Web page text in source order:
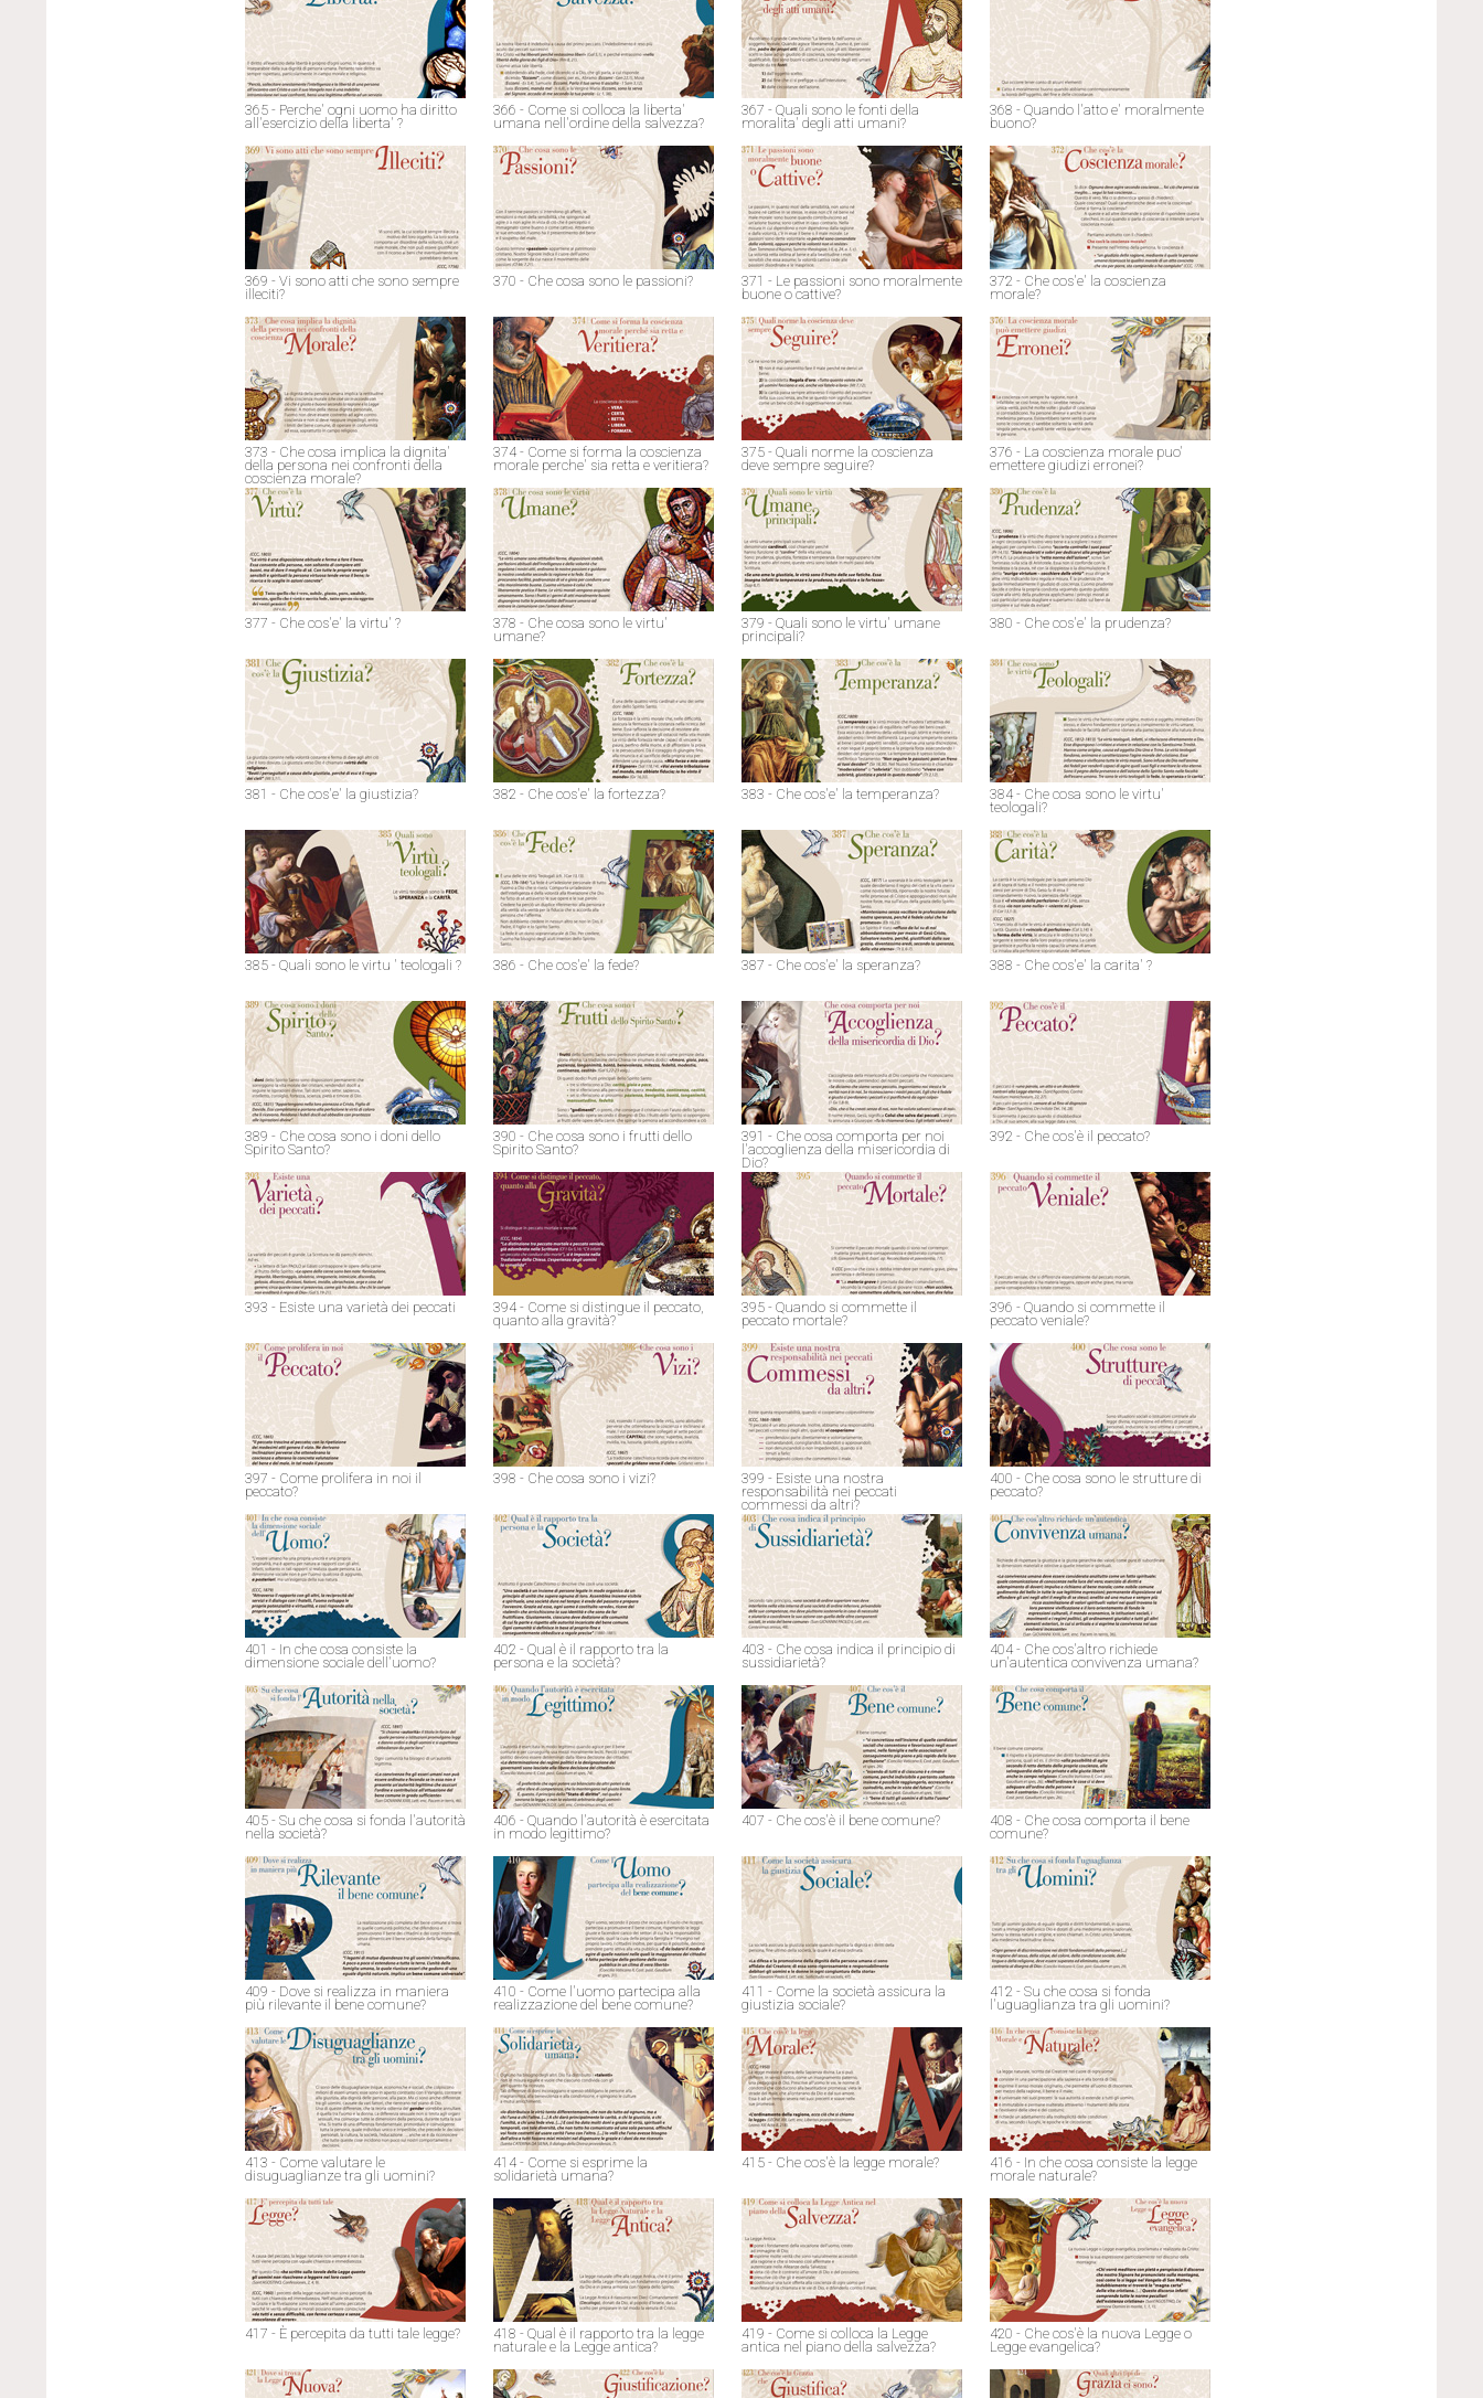
365 - Perche' ogni uomo ha diritto
all'esercizio della liberta' ?
366 - Come si colloca la liberta'
umana nell'ordine della salvezza?
367 - Quali sono le fonti della
moralita' degli atti umani?
368 - Quando l'atto e' moralmente
buono?
369 - Vi sono atti che sono sempre
illeciti?
370 - Che cosa sono le passioni?
371 - Le passioni sono moralmente
buone o cattive?
372 - Che cos'e' la coscienza
morale?
373 - Che cosa implica la dignita'
della persona nei confronti della
coscienza morale?
374 - Come si forma la coscienza
morale perche' sia retta e veritiera?
375 - Quali norme la coscienza
deve sempre seguire?
376 - La coscienza morale puo'
emettere giudizi erronei?
377 - Che cos'e' la virtu' ?
378 - Che cosa sono le virtu'
umane?
379 - Quali sono le virtu' umane
principali?
380 - Che cos'e' la prudenza?
381 - Che cos'e' la giustizia? 382 - Che cos'e' la fortezza? 383 - Che cos'e' la temperanza?
384 - Che cosa sono le virtu'
teologali?
385 - Quali sono le virtu ' teologali ? 386 - Che cos'e' la fede? 387 - Che cos'e' la speranza? 388 - Che cos'e' la carita' ?
389 - Che cosa sono i doni dello
Spirito Santo?
390 - Che cosa sono i frutti dello
Spirito Santo?
391 - Che cosa comporta per noi
l'accoglienza della misericordia di
Dio?
392 - Che cos'è il peccato?
393 - Esiste una varietà dei peccati
394 - Come si distingue il peccato,
quanto alla gravità?
395 - Quando si commette il
peccato mortale?
396 - Quando si commette il
peccato veniale?
397 - Come prolifera in noi il
peccato?
398 - Che cosa sono i vizi?
399 - Esiste una nostra
responsabilità nei peccati
commessi da altri?
400 - Che cosa sono le strutture di
peccato?
401 - In che cosa consiste la
dimensione sociale dell'uomo?
402 - Qual è il rapporto tra la
persona e la società?
403 - Che cosa indica il principio di
sussidiarietà?
404 - Che cos'altro richiede
un'autentica convivenza umana?
405 - Su che cosa si fonda l'autorità
nella società?
406 - Quando l'autorità è esercitata
in modo legittimo?
407 - Che cos'è il bene comune?
408 - Che cosa comporta il bene
comune?
409 - Dove si realizza in maniera
più rilevante il bene comune?
410 - Come l'uomo partecipa alla
realizzazione del bene comune?
411 - Come la società assicura la
giustizia sociale?
412 - Su che cosa si fonda
l'uguaglianza tra gli uomini?
413 - Come valutare le
disuguaglianze tra gli uomini?
414 - Come si esprime la
solidarietà umana?
415 - Che cos'è la legge morale?
416 - In che cosa consiste la legge
morale naturale?
417 - È percepita da tutti tale legge?
418 - Qual è il rapporto tra la legge
naturale e la Legge antica?
419 - Come si colloca la Legge
antica nel piano della salvezza?
420 - Che cos'è la nuova Legge o
Legge evangelica?